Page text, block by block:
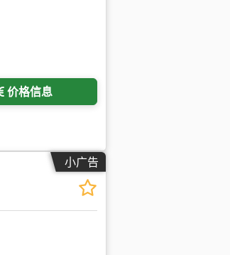
价格信息
小广告